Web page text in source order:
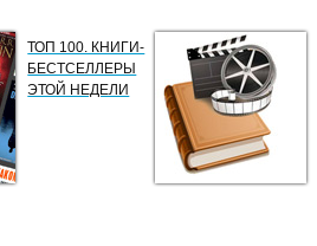
ТОП 100. КНИГИ-
БЕСТСЕЛЛЕРЫ
ЭТОЙ НЕДЕЛИ